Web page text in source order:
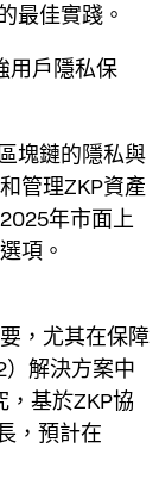
最佳實踐。
用戶隱私保
塊鏈的隱私與
管理ZKP資產
年市面上
項。
，尤其在保障
解決方案中
，基於ZKP協
，預計在